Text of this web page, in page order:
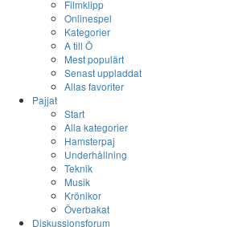
Filmklipp
Onlinespel
Kategorier
A till Ö
Mest populärt
Senast uppladdat
Allas favoriter
Pajjat
Start
Alla kategorier
Hamsterpaj
Underhållning
Teknik
Musik
Krönikor
Överbakat
Diskussionsforum